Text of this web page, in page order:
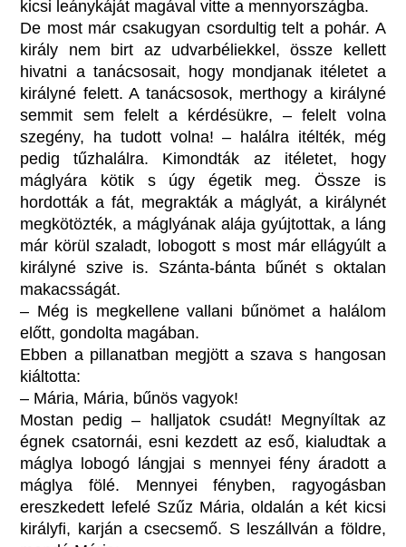
kicsi leánykáját magával vitte a mennyországba.
De most már csakugyan csordultig telt a pohár. A
király nem birt az udvarbéliekkel, össze kellett
hivatni a tanácsosait, hogy mondjanak itéletet a
királyné felett. A tanácsosok, merthogy a királyné
semmit sem felelt a kérdésükre, – felelt volna
szegény, ha tudott volna! – halálra itélték, még
pedig tűzhalálra. Kimondták az itéletet, hogy
máglyára kötik s úgy égetik meg. Össze is
hordották a fát, megrakták a máglyát, a királynét
megkötözték, a máglyának alája gyújtottak, a láng
már körül szaladt, lobogott s most már ellágyúlt a
királyné szive is. Szánta-bánta bűnét s oktalan
makacsságát.
– Még is megkellene vallani bűnömet a halálom
előtt, gondolta magában.
Ebben a pillanatban megjött a szava s hangosan
kiáltotta:
– Mária, Mária, bűnös vagyok!
Mostan pedig – halljatok csudát! Megnyíltak az
égnek csatornái, esni kezdett az eső, kialudtak a
máglya lobogó lángjai s mennyei fény áradott a
máglya fölé. Mennyei fényben, ragyogásban
ereszkedett lefelé Szűz Mária, oldalán a két kicsi
királyfi, karján a csecsemő. S leszállván a földre,